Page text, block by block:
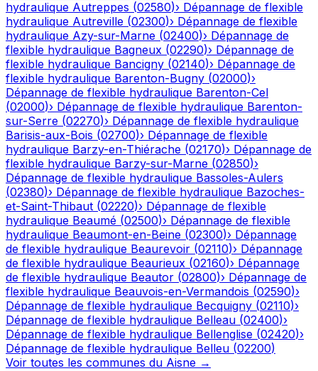
hydraulique Autreppes (02580)› Dépannage de flexible
hydraulique Autreville (02300)› Dépannage de flexible
hydraulique Azy-sur-Marne (02400)› Dépannage de
flexible hydraulique Bagneux (02290)› Dépannage de
flexible hydraulique Bancigny (02140)› Dépannage de
flexible hydraulique Barenton-Bugny (02000)›
Dépannage de flexible hydraulique Barenton-Cel
(02000)› Dépannage de flexible hydraulique Barenton-
sur-Serre (02270)› Dépannage de flexible hydraulique
Barisis-aux-Bois (02700)› Dépannage de flexible
hydraulique Barzy-en-Thiérache (02170)› Dépannage de
flexible hydraulique Barzy-sur-Marne (02850)›
Dépannage de flexible hydraulique Bassoles-Aulers
(02380)› Dépannage de flexible hydraulique Bazoches-
et-Saint-Thibaut (02220)› Dépannage de flexible
hydraulique Beaumé (02500)› Dépannage de flexible
hydraulique Beaumont-en-Beine (02300)› Dépannage
de flexible hydraulique Beaurevoir (02110)› Dépannage
de flexible hydraulique Beaurieux (02160)› Dépannage
de flexible hydraulique Beautor (02800)› Dépannage de
flexible hydraulique Beauvois-en-Vermandois (02590)›
Dépannage de flexible hydraulique Becquigny (02110)›
Dépannage de flexible hydraulique Belleau (02400)›
Dépannage de flexible hydraulique Bellenglise (02420)›
Dépannage de flexible hydraulique Belleu (02200)
Voir toutes les communes du Aisne →